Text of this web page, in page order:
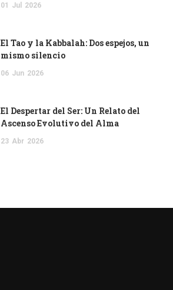
01 Jul 2026
El Tao y la Kabbalah: Dos espejos, un
mismo silencio
06 Jun 2026
El Despertar del Ser: Un Relato del
Ascenso Evolutivo del Alma
23 Abr 2026